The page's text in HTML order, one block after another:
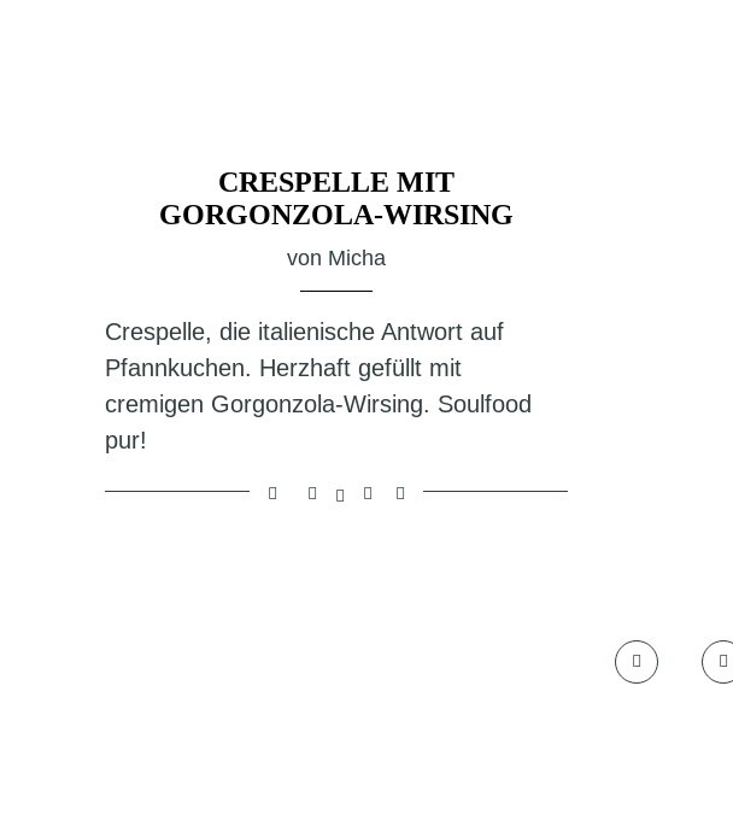
CRESPELLE MIT
GORGONZOLA-WIRSING
von Micha
Crespelle, die italienische Antwort auf
Pfannkuchen. Herzhaft gefüllt mit
cremigen Gorgonzola-Wirsing. Soulfood
pur!